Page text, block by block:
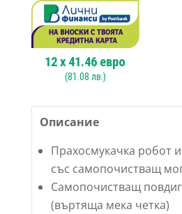
12x 41.46 евро
(81.08 лв.)
Описание
Прахосмукачка робот
със самопочистващ
Самопочистващ
(въртяща мека четка)